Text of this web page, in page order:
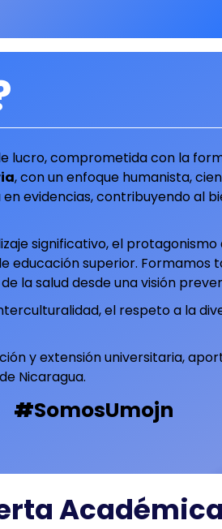
lucro, comprometida con la
, con un enfoque humanista,
evidencias, contribuyendo al
significativo, el
educación superior. Formamos
la salud desde una visión
el respeto a la
y extensión universitaria,
Nicaragua.
#SomosUmojn
Académica